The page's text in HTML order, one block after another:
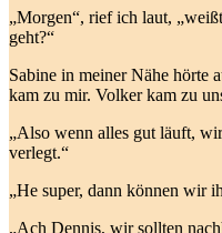
„Morgen“, rief ich laut,
geht?“
Sabine in meiner Nähe hörte
kam zu mir. Volker kam zu
„Also wenn alles gut läuft,
verlegt.“
„He super, dann können wir
„Ach Dennis, wir sollten